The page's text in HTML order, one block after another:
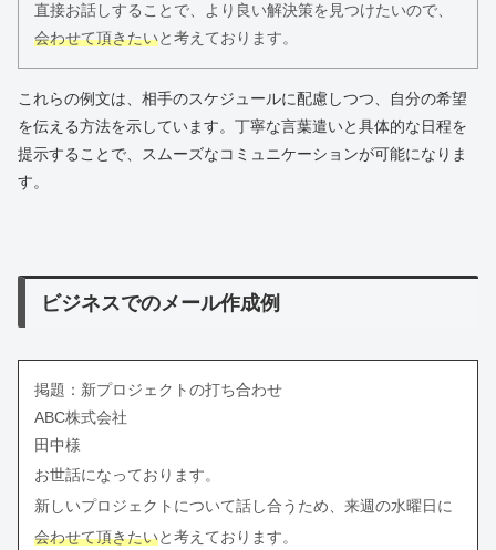
直接お話しすることで、より良い解決策を見つけたいので、
会わせて頂きたいと考えております。
これらの例文は、相手のスケジュールに配慮しつつ、自分の希望
を伝える方法を示しています。丁寧な言葉遣いと具体的な日程を
提示することで、スムーズなコミュニケーションが可能になりま
す。
ビジネスでのメール作成例
掲題：新プロジェクトの打ち合わせ
ABC株式会社
田中様
お世話になっております。
新しいプロジェクトについて話し合うため、来週の水曜日に
会わせて頂きたいと考えております。